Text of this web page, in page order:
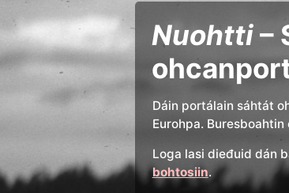
Nord
Nuohtti–
Dáin portálain sáhtát
Eurohpa.
Loga lasi dieđuid dán
bohtosiin.